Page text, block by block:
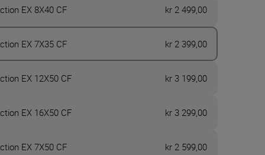
EX 8X40 CF kr 2 499,00
EX 7X35 CF kr 2 399,00
EX 12X50 CF kr 3 199,00
EX 16X50 CF kr 3 299,00
EX 7X50 CF kr 2 599,00